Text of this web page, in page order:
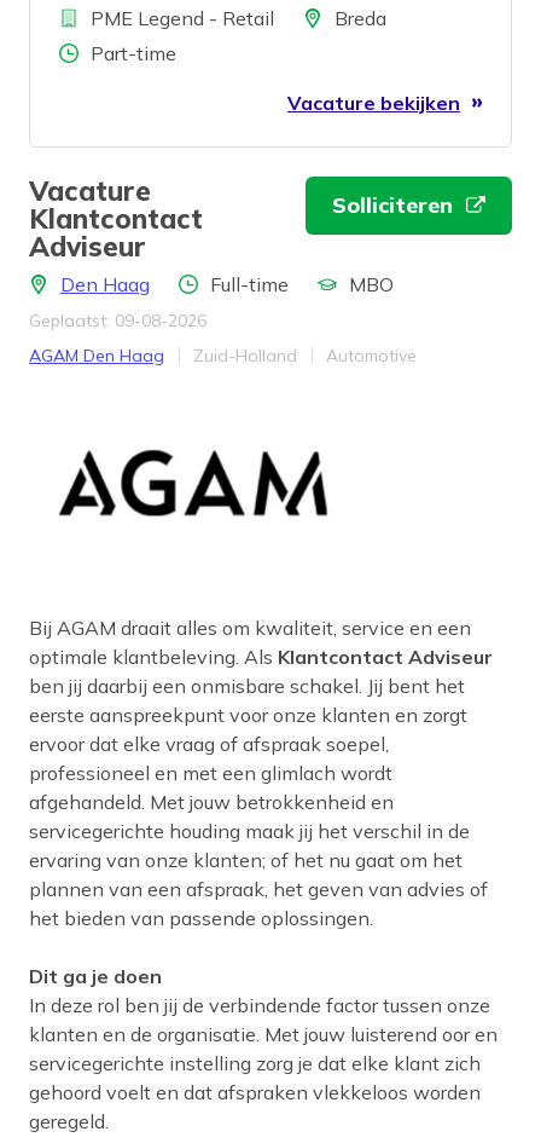
gezicht de winkel uit zien gaan? Dan
zoeken wij jou!
BedrijfPME Legend - Retail LocatieBreda
Aantal uren
Part-time
Vacature bekijken
Vacature
Klantcontact
Adviseur
Solliciteren
LocatieDen Haag Aantal uren
Full-time Opleidingsniveau
MBO
Geplaatst: 09-08-2026
Bedrijf
AGAM Den Haag Provincie
Zuid-Holland Werkveld
Automotive
Bij AGAM draait alles om kwaliteit, service en een
optimale klantbeleving. Als Klantcontact Adviseur
ben jij daarbij een onmisbare schakel. Jij bent het
eerste aanspreekpunt voor onze klanten en zorgt
ervoor dat elke vraag of afspraak soepel,
professioneel en met een glimlach wordt
afgehandeld. Met jouw betrokkenheid en
servicegerichte houding maak jij het verschil in de
ervaring van onze klanten; of het nu gaat om het
plannen van een afspraak, het geven van advies of
het bieden van passende oplossingen.
Dit ga je doen
In deze rol ben jij de verbindende factor tussen onze
klanten en de organisatie. Met jouw luisterend oor en
servicegerichte instelling zorg je dat elke klant zich
gehoord voelt en dat afspraken vlekkeloos worden
geregeld.